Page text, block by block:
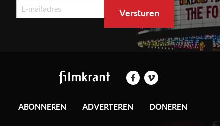
ABONNEREN ADVERTEREN DONEREN